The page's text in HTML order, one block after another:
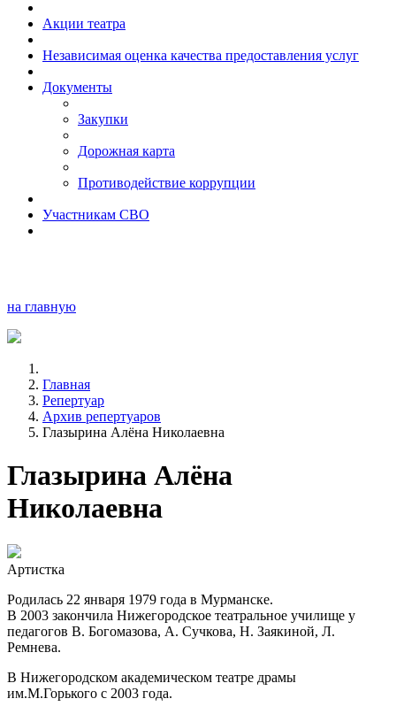
Акции театра
Независимая оценка качества предоставления услуг
Документы
Закупки
Дорожная карта
Противодействие коррупции
Участникам СВО
на главную
Главная
Репертуар
Архив репертуаров
Глазырина Алёна Николаевна
Глазырина Алёна
Николаевна
Артистка
Родилась 22 января 1979 года в Мурманске.
В 2003 закончила Нижегородское театральное училище у
педагогов В. Богомазова, А. Сучкова, Н. Заякиной, Л.
Ремнева.
В Нижегородском академическом театре драмы
им.М.Горького с 2003 года.